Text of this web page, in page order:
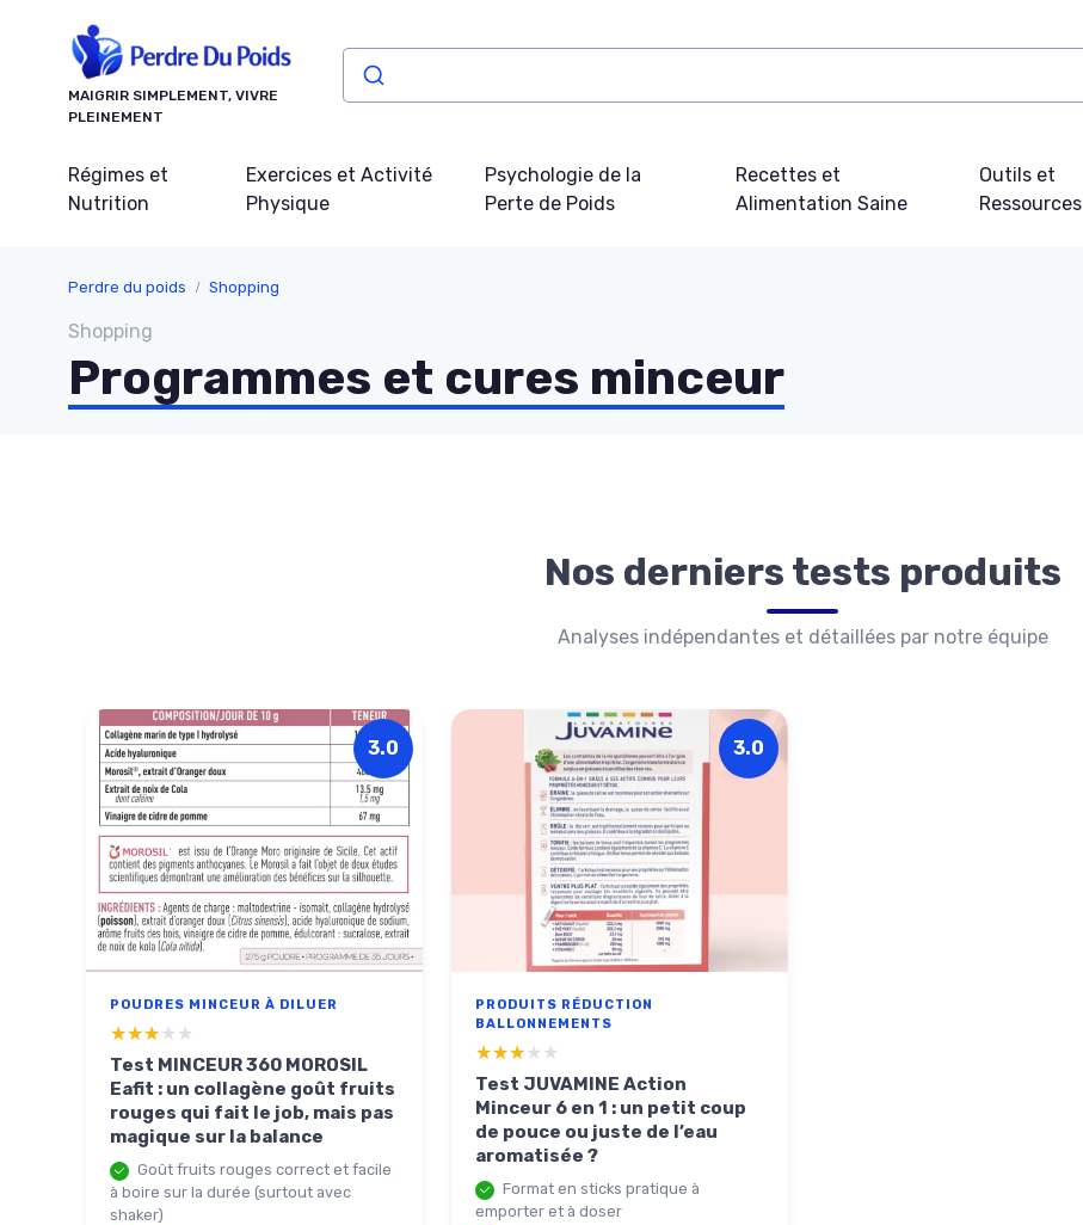
MAIGRIR SIMPLEMENT, VIVRE
PLEINEMENT
Régimes et
Nutrition
Exercices et Activité
Physique
Psychologie de la
Perte de Poids
Recettes et
Alimentation Saine
Outils et
Ressources
Perdre du poids Shopping
Shopping
Programmes et cures minceur
Nos derniers tests produits
Analyses indépendantes et détaillées par notre équipe
3.0
POUDRES MINCEUR À DILUER
★★★★★
★★★★★
Test MINCEUR 360 MOROSIL
Eafit : un collagène goût fruits
rouges qui fait le job, mais pas
magique sur la balance
Goût fruits rouges correct et facile
à boire sur la durée (surtout avec
shaker)
3.0
PRODUITS RÉDUCTION
BALLONNEMENTS
★★★★★
★★★★★
Test JUVAMINE Action
Minceur 6 en 1 : un petit coup
de pouce ou juste de l’eau
aromatisée ?
Format en sticks pratique à
emporter et à doser